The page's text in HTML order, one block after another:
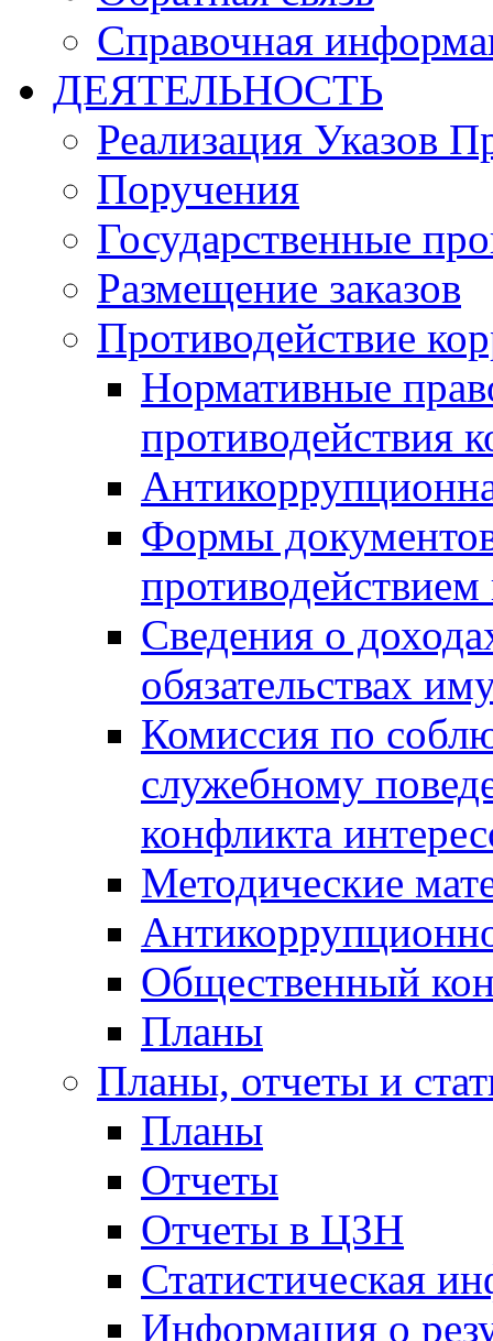
Справочная
ДЕЯТЕЛЬНОСТЬ
Реализация Указов
Поручения
Государственные
Размещение заказов
Противодействие
Нормативные
противодействия
Формы
Сведения о
обязательствах
Комиссия по
служебному
конфликта
Методические
Общественный
Планы
Планы, отчеты и
Планы
Отчеты
Отчеты в ЦЗН
Статистическая
Информация о